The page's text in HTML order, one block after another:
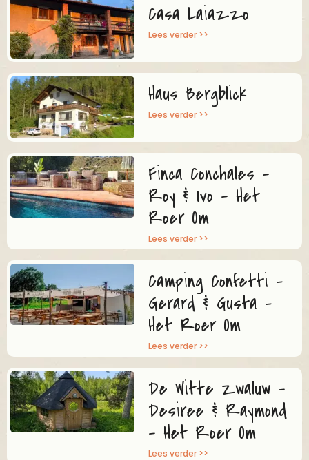
Casa Laiazzo
Lees verder >>
Haus Bergblick
Lees verder >>
Finca Conchales –
Roy & Ivo – Het
Roer Om
Lees verder >>
Camping Confetti –
Gerard & Gusta –
Het Roer Om
Lees verder >>
De Witte Zwaluw –
Desiree & Raymond
– Het Roer Om
Lees verder >>